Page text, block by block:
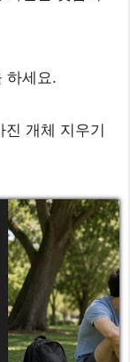
하세요.
개체 지우기